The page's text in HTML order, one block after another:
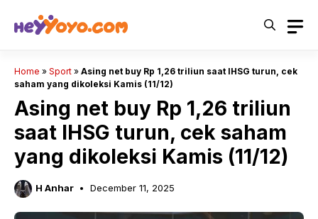
Home » Sport » Asing net buy Rp 1,26 triliun saat IHSG turun, cek
saham yang dikoleksi Kamis (11/12)
Asing net buy Rp 1,26 triliun
saat IHSG turun, cek saham
yang dikoleksi Kamis (11/12)
H Anhar December 11, 2025